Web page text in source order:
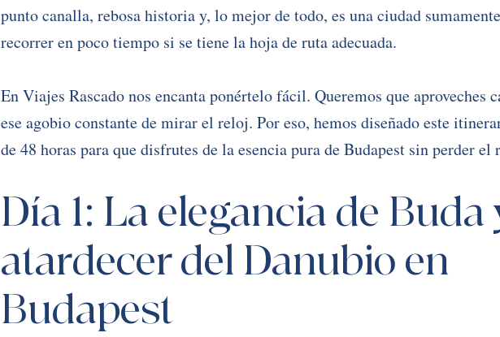
punto canalla, rebosa historia y, lo mejor de todo, es una ciudad
recorrer en poco tiempo si se tiene la hoja de ruta adecuada.
En Viajes Rascado nos encanta ponértelo fácil. Queremos que aproveches
ese agobio constante de mirar el reloj. Por eso, hemos diseñado este
de 48 horas para que disfrutes de la esencia pura de Budapest sin perder el
Día 1: La elegancia de Buda
atardecer del Danubio en
Budapest